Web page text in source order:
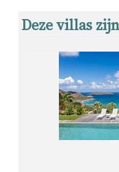
Deze villas